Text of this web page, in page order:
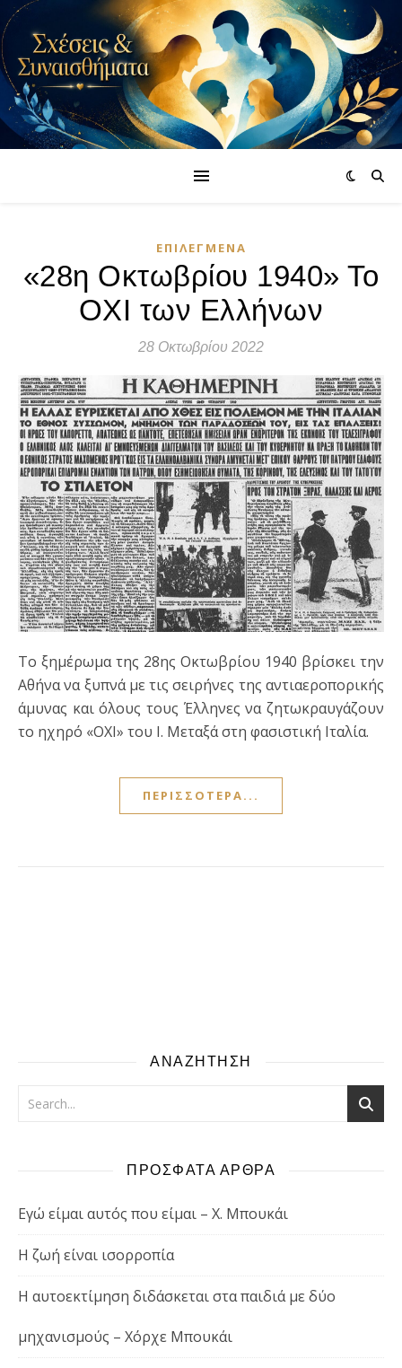
ΕΠΙΛΕΓΜΈΝΑ
«28η Οκτωβρίου 1940» Το
ΟΧΙ των Ελλήνων
28 Οκτωβρίου 2022
Το ξημέρωμα της 28ης Οκτωβρίου 1940 βρίσκει την
Αθήνα να ξυπνά με τις σειρήνες της αντιαεροπορικής
άμυνας και όλους τους Έλληνες να ζητωκραυγάζουν
το ηχηρό «ΟΧΙ» του Ι. Μεταξά στη φασιστική Ιταλία.
ΠΕΡΙΣΣΌΤΕΡΑ...
ΑΝΑΖΗΤΗΣΗ
ΠΡΟΣΦΑΤΑ ΑΡΘΡΑ
Εγώ είμαι αυτός που είμαι – Χ. Μπουκάι
Η ζωή είναι ισορροπία
Η αυτοεκτίμηση διδάσκεται στα παιδιά με δύο
μηχανισμούς – Χόρχε Μπουκάι